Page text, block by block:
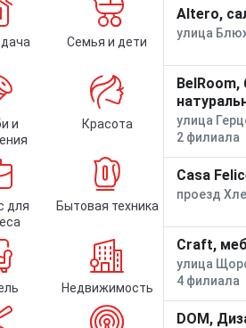
Семья и дети
и
Красота
для
Бытовая техника
Недвижимость
Altero,
улица
BelRoom,
улица
2 филиала
Casa
проезд
Craft,
улица
4 филиала
DOM,